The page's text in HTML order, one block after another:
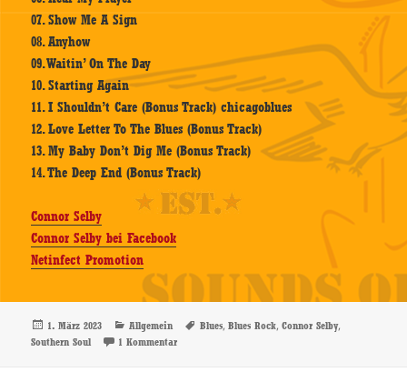
07. Show Me A Sign
08. Anyhow
09. Waitin’ On The Day
10. Starting Again
11. I Shouldn’t Care (Bonus Track) chicagoblues
12. Love Letter To The Blues (Bonus Track)
13. My Baby Don’t Dig Me (Bonus Track)
14. The Deep End (Bonus Track)
Connor Selby
Connor Selby bei Facebook
Netinfect Promotion
Veröffentlicht
am
1. März 2023 Kategorien
Allgemein Schlagwörter
Blues,Blues Rock,Connor Selby,
Southern Soul 1 Kommentarzu Connor Selby – Connor Selby – CD-Review